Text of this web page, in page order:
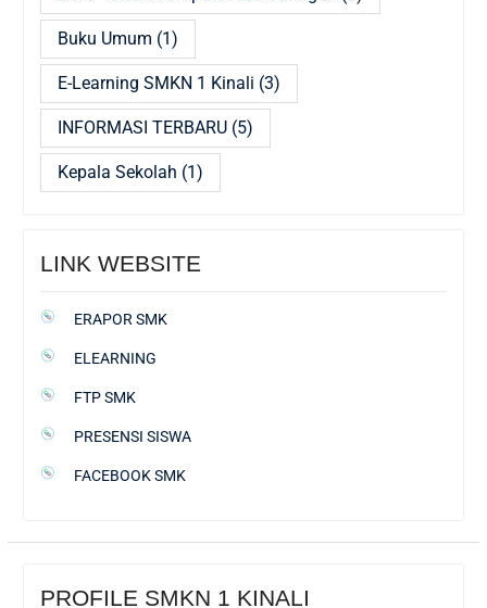
Buku Umum (1)
E-Learning SMKN 1 Kinali (3)
INFORMASI TERBARU(5)
Kepala Sekolah (1)
LINK WEBSITE
ERAPOR SMK
ELEARNING
FTP SMK
PRESENSI SISWA
FACEBOOK SMK
PROFILE SMKN 1 KINALI